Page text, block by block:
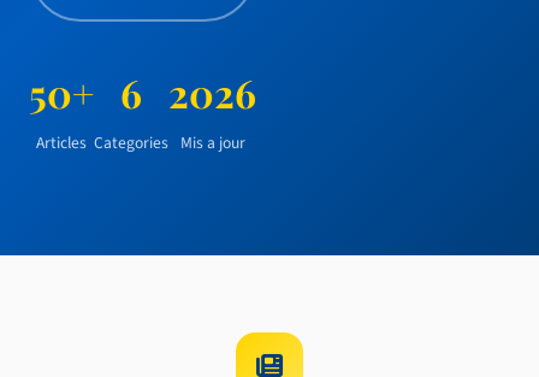
50+
Articles
6
Categories
2026
Mis a jour